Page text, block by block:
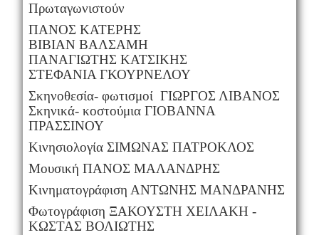
Πρωταγωνιστούν
ΠΑΝΟΣ ΚΑΤΕΡΗΣ
ΒΙΒΙΑΝ ΒΑΛΣΑΜΗ
ΠΑΝΑΓΙΩΤΗΣ ΚΑΤΣΙΚΗΣ
ΣΤΕΦΑΝΙΑ ΓΚΟΥΡΝΕΛΟΥ
Σκηνοθεσία- φωτισμοί ΓΙΩΡΓΟΣ ΛΙΒΑΝΟΣ
Σκηνικά- κοστούμια ΓΙΟΒΑΝΝΑ
ΠΡΑΣΣΙΝΟΥ
Κινησιολογία ΣΙΜΩΝΑΣ ΠΑΤΡΟΚΛΟΣ
Μουσική ΠΑΝΟΣ ΜΑΛΑΝΔΡΗΣ
Κινηματογράφιση ΑΝΤΩΝΗΣ ΜΑΝΔΡΑΝΗΣ
Φωτογράφιση ΞΑΚΟΥΣΤΗ ΧΕΙΛΑΚΗ -
ΚΩΣΤΑΣ ΒΟΛΙΩΤΗΣ